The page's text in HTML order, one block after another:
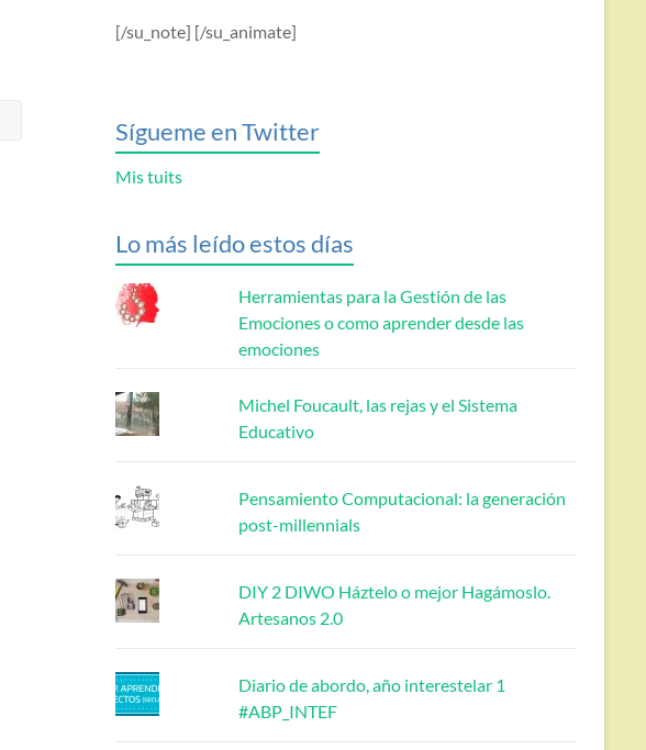
[/su_note] [/su_animate]
Sígueme en Twitter
Mis tuits
Lo más leído estos días
Herramientas para la Gestión de las
Emociones o como aprender desde las
emociones
Michel Foucault, las rejas y el Sistema
Educativo
Pensamiento Computacional: la generación
post-millennials
DIY 2 DIWO Háztelo o mejor Hagámoslo.
Artesanos 2.0
Diario de abordo, año interestelar 1
#ABP_INTEF